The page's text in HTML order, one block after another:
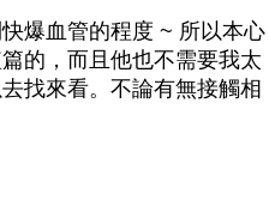
爆血管的程度 ~ 所以本心
的，而且他也不需要我太
找來看。不論有無接觸相